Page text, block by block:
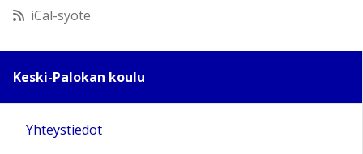
15:00
iCal-syöte
Keski-Palokan koulu
Yhteystiedot